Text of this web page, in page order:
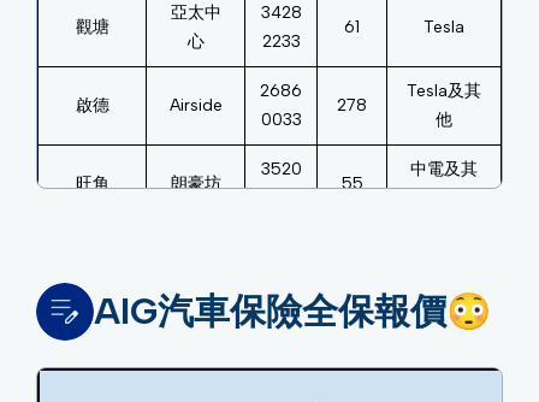
觀塘
亞太中
心
3428
2233
61 Tesla
啟德 Airside
2686
0033
278
Tesla及其
他
旺角 朗豪坊
3520
55
中電及其
屯門 38
中電、
AIG汽車保險全保報價😳